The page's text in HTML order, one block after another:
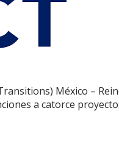
México –
a catorce